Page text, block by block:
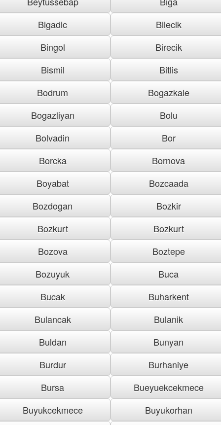
Bigadic
Bilecik
Bingol
Birecik
Bismil
Bitlis
Bodrum
Bogazkale
Bogazliyan
Bolu
Bolvadin
Bor
Borcka
Bornova
Boyabat
Bozcaada
Bozdogan
Bozkir
Bozkurt
Bozkurt
Bozova
Boztepe
Bozuyuk
Buca
Bucak
Buharkent
Bulancak
Bulanik
Buldan
Bunyan
Burdur
Burhaniye
Bursa
Bueyuekcekmece
Buyukcekmece
Buyukorhan